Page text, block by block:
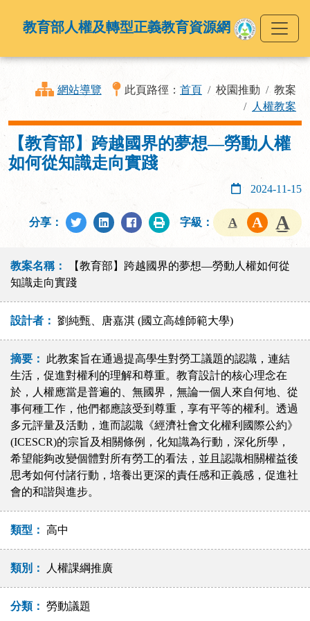
教育部人權及轉型正義教育資源網
網站導覽 此頁路徑： 首頁 校園推動
教案
人權教案
【教育部】跨越國界的夢想—勞動人權
如何從知識走向實踐
2024-11-15
分享： 字級：
教案名稱：
【教育部】跨越國界的夢想—勞動人權如何從
知識走向實踐
設計者： 劉純甄、唐嘉淇 (國立高雄師範大學)
摘要：
此教案旨在通過提高學生對勞工議題的認識，連結
生活，促進對權利的理解和尊重。教育設計的核心理念在
於，人權應當是普遍的、無國界，無論一個人來自何地、從
事何種工作，他們都應該受到尊重，享有平等的權利。透過
多元評量及活動，進而認識《經濟社會文化權利國際公約》
(ICESCR)的宗旨及相關條例，化知識為行動，深化所學，
希望能夠改變個體對所有勞工的看法，並且認識相關權益後
思考如何付諸行動，培養出更深的責任感和正義感，促進社
會的和諧與進步。
類型： 高中
類別： 人權課綱推廣
分類： 勞動議題